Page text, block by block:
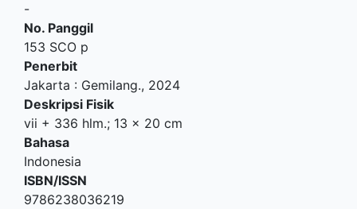
-
No. Panggil
153 SCO p
Penerbit
Jakarta : Gemilang., 2024
Deskripsi Fisik
vii + 336 hlm.; 13 x 20 cm
Bahasa
Indonesia
ISBN/ISSN
9786238036219